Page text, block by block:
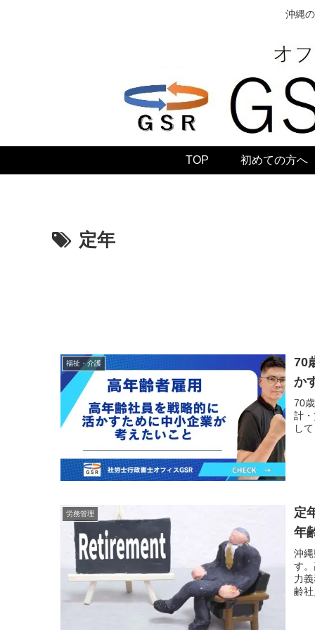
沖縄
TOP 初めての方へ
定年
福祉・介護
70
か
70
計
し
労務管理
定
年
沖
す
力
齢